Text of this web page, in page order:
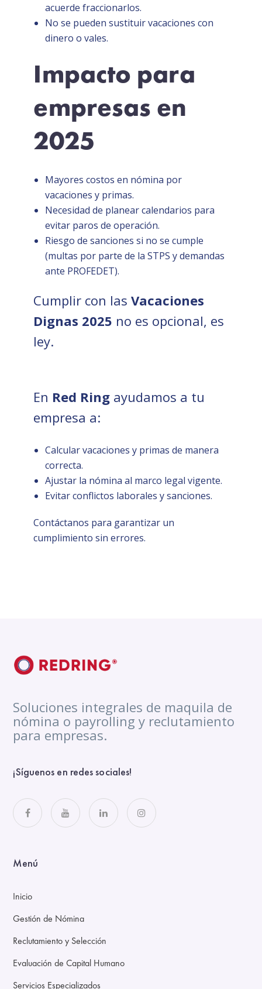
acuerde fraccionarlos.
No se pueden sustituir vacaciones con
dinero o vales.
Impacto para
empresas en
2025
Mayores costos en nómina por
vacaciones y primas.
Necesidad de planear calendarios para
evitar paros de operación.
Riesgo de sanciones si no se cumple
(multas por parte de la STPS y demandas
ante PROFEDET).
Cumplir con lasVacaciones
Dignas 2025 no es opcional, es
ley.
En Red Ring ayudamos a tu
empresa a:
Calcular vacaciones y primas de manera
correcta.
Ajustar la nómina al marco legal vigente.
Evitar conflictos laborales y sanciones.
Contáctanos para garantizar un
cumplimiento sin errores.
Soluciones integrales de maquila de
nómina o payrolling y reclutamiento
para empresas.
¡Síguenos en redes sociales!
Menú
Inicio
Gestión de Nómina
Reclutamiento y Selección
Evaluación de Capital Humano
Servicios Especializados